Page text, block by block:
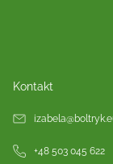
Kontakt
+48 503 045 622